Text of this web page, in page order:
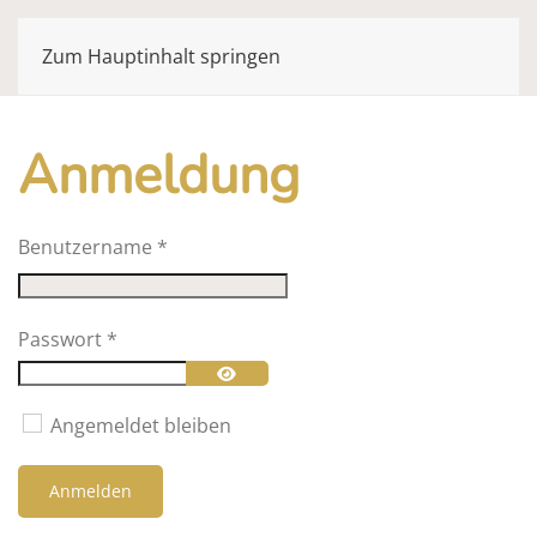
Zum Hauptinhalt springen
Anmeldung
Benutzername *
Passwort *
Passwort anzeigen
Angemeldet bleiben
Anmelden